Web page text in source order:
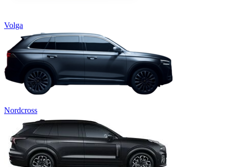
Volga
Nordcross